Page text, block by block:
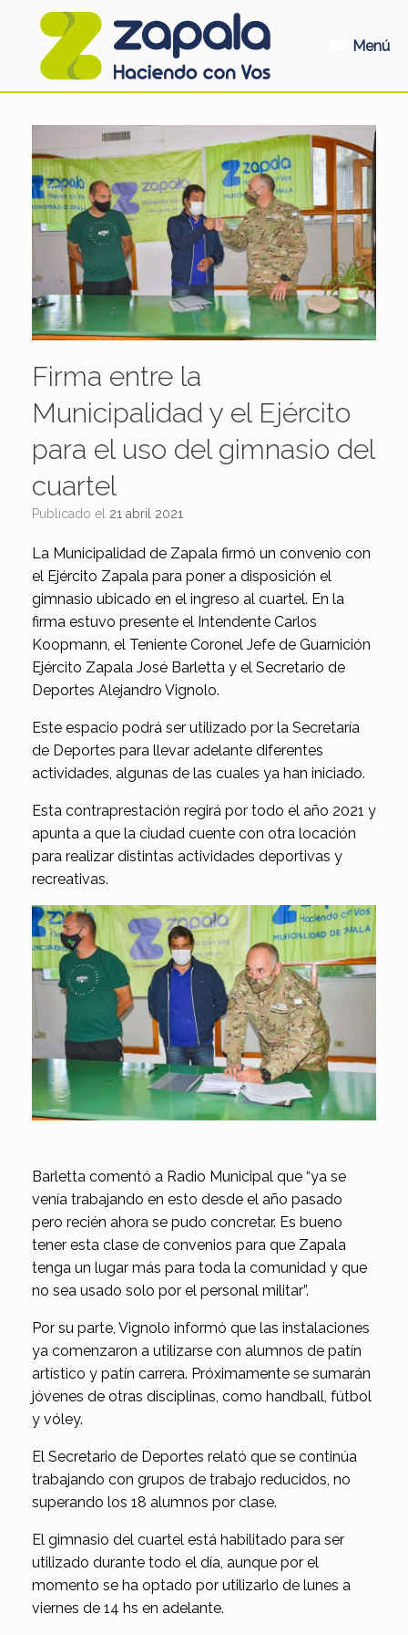
Menú
Firma entre la
Municipalidad y el Ejército
para el uso del gimnasio del
cuartel
Publicado el 21 abril 2021
La Municipalidad de Zapala firmó un convenio con
el Ejército Zapala para poner a disposición el
gimnasio ubicado en el ingreso al cuartel. En la
firma estuvo presente el Intendente Carlos
Koopmann, el Teniente Coronel Jefe de Guarnición
Ejército Zapala José Barletta y el Secretario de
Deportes Alejandro Vignolo.
Este espacio podrá ser utilizado por la Secretaría
de Deportes para llevar adelante diferentes
actividades, algunas de las cuales ya han iniciado.
Esta contraprestación regirá por todo el año 2021 y
apunta a que la ciudad cuente con otra locación
para realizar distintas actividades deportivas y
recreativas.
Barletta comentó a Radio Municipal que “ya se
venía trabajando en esto desde el año pasado
pero recién ahora se pudo concretar. Es bueno
tener esta clase de convenios para que Zapala
tenga un lugar más para toda la comunidad y que
no sea usado solo por el personal militar”.
Por su parte, Vignolo informó que las instalaciones
ya comenzaron a utilizarse con alumnos de patín
artístico y patín carrera. Próximamente se sumarán
jóvenes de otras disciplinas, como handball, fútbol
y vóley.
El Secretario de Deportes relató que se continúa
trabajando con grupos de trabajo reducidos, no
superando los 18 alumnos por clase.
El gimnasio del cuartel está habilitado para ser
utilizado durante todo el día, aunque por el
momento se ha optado por utilizarlo de lunes a
viernes de 14 hs en adelante.